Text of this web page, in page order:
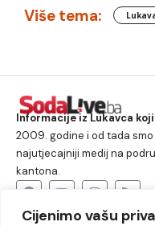
Cijenimo vašu
Više tema:
Informacije iz Lukavca
2009. godine i od tada
najutjecajniji medij na
kantona.